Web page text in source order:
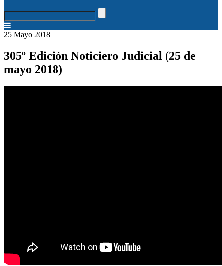
25 Mayo 2018
305º Edición Noticiero Judicial (25 de
mayo 2018)